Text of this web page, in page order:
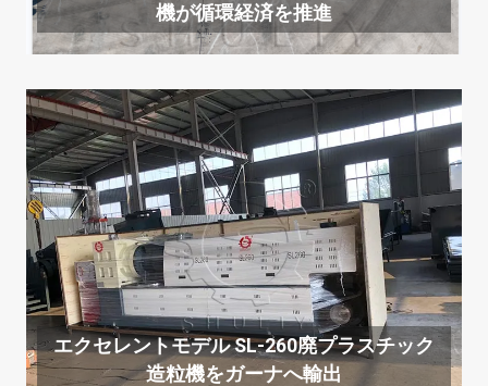
機が循環経済を推進
エクセレントモデル SL-260廃プラスチック
造粒機をガーナへ輸出